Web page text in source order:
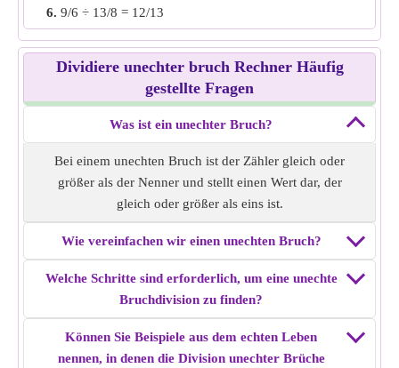
Beispiel 3: Ermitteln Sie die unechte Bruchdivision von
16/4 ÷ 8/5.
Lösung: Kehrwert des zweiten Bruchs, also 5/8
Multiplizieren Sie den ersten Bruch mit dem Kehrwert, also
16/4 × 5/8 = 5/2
Unechte Bruchdivision von16/4 ÷ 8/5= 5/2.
Beispiel 4:Ermitteln Sie die unechte Bruchdivision von
15/12 ÷ 17/6.
Kehrwert des zweiten Bruchs, also 6/17
Unechte Bruchdivision von15/12 ÷ 17/6= 15/34.
Beispiel 5:Ermitteln Sie die unechte Bruchdivision von
18/4 ÷ 10/7.
Lösung:Kehrwert des zweiten Bruchs, also 7/10
6. 9/6 ÷ 13/8 = 12/13
7.28/8 ÷ 16/9 = 63/32
8.30/3 ÷ 18/5 = 25/9
9.14/5 ÷ 20/6 = 21/25
16/10 ÷ 22/8 = 32/55
Dividiere unechter bruch Rechner Häufig
gestellte Fragen
Was ist ein unechter Bruch?
Bei einem unechten Bruch ist der Zähler gleich oder
größer als der Nenner und stellt einen Wert dar, der
gleich oder größer als eins ist.
Wie vereinfachen wir einen unechten Bruch?
Welche Schritte sind erforderlich, um eine unechte
Bruchdivision zu finden?
Können Sie Beispiele aus dem echten Leben
nennen, in denen die Division unechter Brüche